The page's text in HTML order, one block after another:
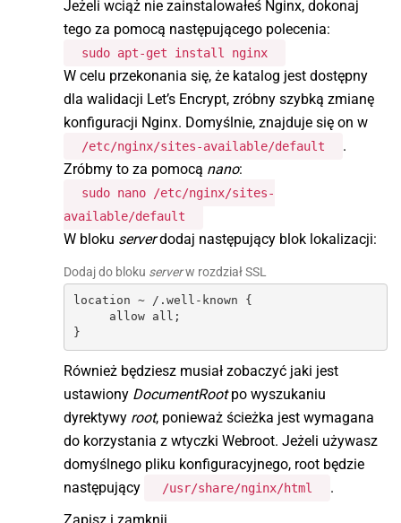
Jeżeli wciąż nie zainstalowałeś Nginx, dokonaj
tego za pomocą następującego polecenia:
sudo apt-get install nginx
W celu przekonania się, że katalog jest dostępny
dla walidacji Let’s Encrypt, zróbny szybką zmianę
konfiguracji Nginx. Domyślnie, znajduje się on w
/etc/nginx/sites-available/default
.
Zróbmy to za pomocą nano:
sudo nano /etc/nginx/sites-
available/default
W bloku serverdodaj następujący blok lokalizacji:
Dodaj do bloku serverw rozdział SSL
location ~ /.well-known {
}
Również będziesz musiał zobaczyć jaki jest
ustawiony DocumentRootpo wyszukaniu
dyrektywy root, ponieważ ścieżka jest wymagana
do korzystania z wtyczki Webroot. Jeżeli używasz
domyślnego pliku konfiguracyjnego, root będzie
następujący
/usr/share/nginx/html
.